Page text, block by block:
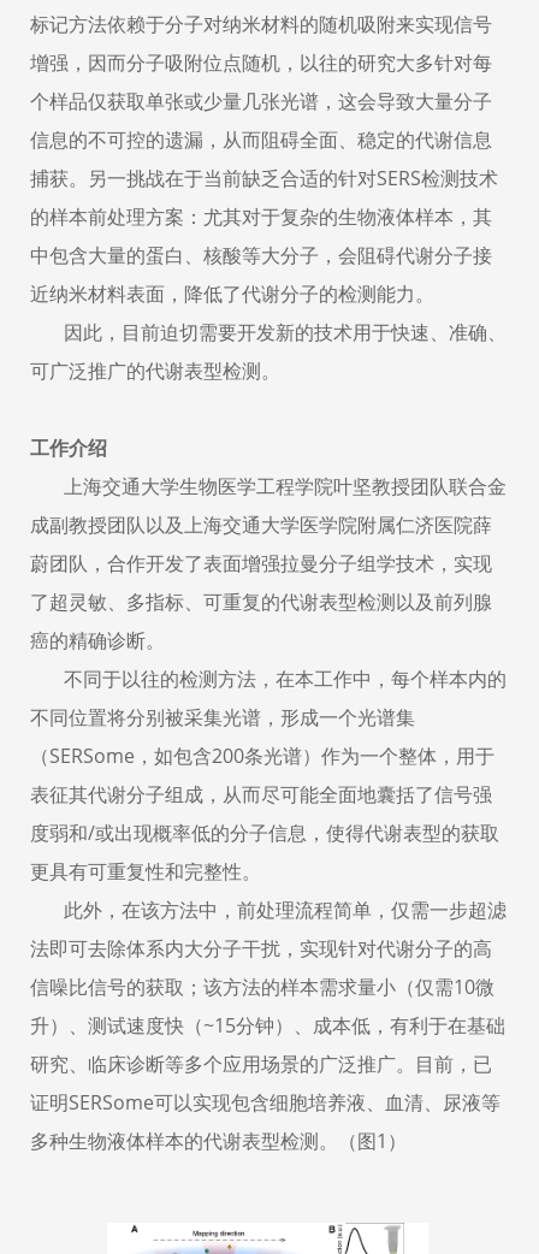
标记方法依赖于分子对纳米材料的随机吸附来实现信号
增强，因而分子吸附位点随机，以往的研究大多针对每
个样品仅获取单张或少量几张光谱，这会导致大量分子
信息的不可控的遗漏，从而阻碍全面、稳定的代谢信息
捕获。另一挑战在于当前缺乏合适的针对SERS检测技术
的样本前处理方案：尤其对于复杂的生物液体样本，其
中包含大量的蛋白、核酸等大分子，会阻碍代谢分子接
近纳米材料表面，降低了代谢分子的检测能力。
因此，目前迫切需要开发新的技术用于快速、准确、
可广泛推广的代谢表型检测。
工作介绍
上海交通大学生物医学工程学院叶坚教授团队联合金
成副教授团队以及上海交通大学医学院附属仁济医院薛
蔚团队，合作开发了表面增强拉曼分子组学技术，实现
了超灵敏、多指标、可重复的代谢表型检测以及前列腺
癌的精确诊断。
不同于以往的检测方法，在本工作中，每个样本内的
不同位置将分别被采集光谱，形成一个光谱集
（SERSome ，如包含200条光谱）作为一个整体，用于
表征其代谢分子组成，从而尽可能全面地囊括了信号强
度弱和/或出现概率低的分子信息，使得代谢表型的获取
更具有可重复性和完整性。
此外，在该方法中，前处理流程简单，仅需一步超滤
法即可去除体系内大分子干扰，实现针对代谢分子的高
信噪比信号的获取；该方法的样本需求量小（仅需10微
升）、测试速度快（~15分钟）、成本低，有利于在基础
研究、临床诊断等多个应用场景的广泛推广。目前，已
证明SERSome可以实现包含细胞培养液、血清、尿液等
多种生物液体样本的代谢表型检测。（图1 ）